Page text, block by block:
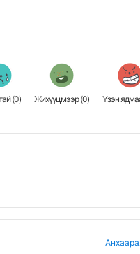
(0) Жихүүцмээр (0) Үзэн